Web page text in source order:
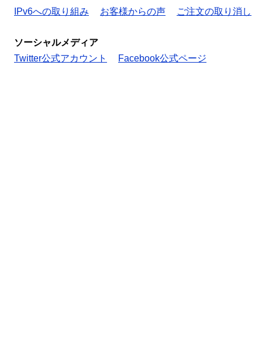
IPv6への取り組み
お客様からの声 ご注文の取り消し
ソーシャルメディア
Twitter公式アカウント
Facebook公式ページ